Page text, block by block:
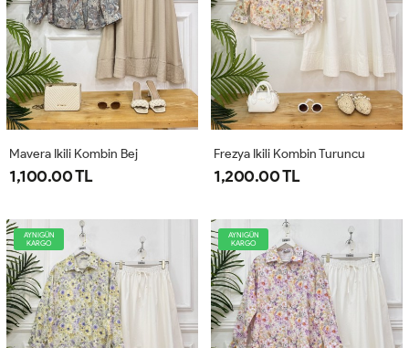
Mavera Ikili Kombin Bej
1,100.00 TL
Frezya Ikili Kombin Turuncu
1,200.00 TL
AYNIGÜN
KARGO
AYNIGÜN
KARGO